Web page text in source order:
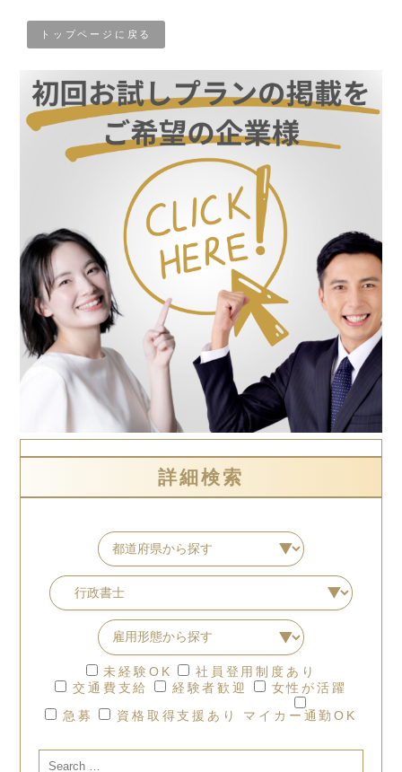
詳細検索
未経験OK
社員登用制度あり
交通費支給
経験者歓迎
女性が活躍
急募
資格取得支援あり マイカー通勤OK
トップページに戻る